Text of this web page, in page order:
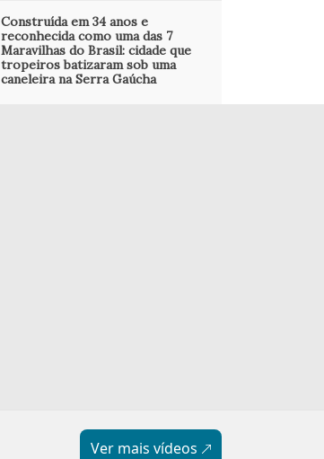
Construída em 34 anos e
reconhecida como uma das 7
Maravilhas do Brasil: cidade que
tropeiros batizaram sob uma
caneleira na Serra Gaúcha
Ver mais vídeos